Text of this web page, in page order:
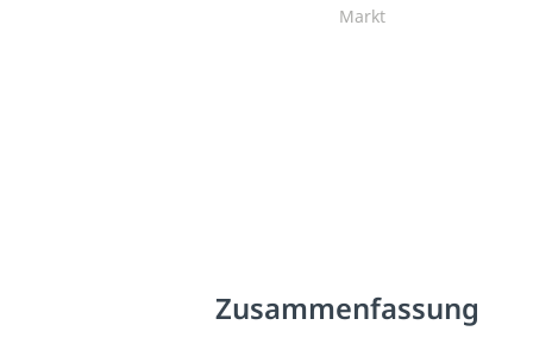
Markt
Zusammenfassung